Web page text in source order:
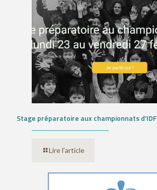
Stage préparatoire aux championnats d’IDF
Lire l'article